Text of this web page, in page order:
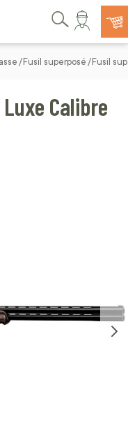
Rechercher
Fusil superposé Fusil
Calibre